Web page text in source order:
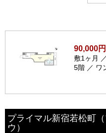
90,000円
敷1ヶ月
5階 ／ ワ
プライマル新宿若松町
ウ）